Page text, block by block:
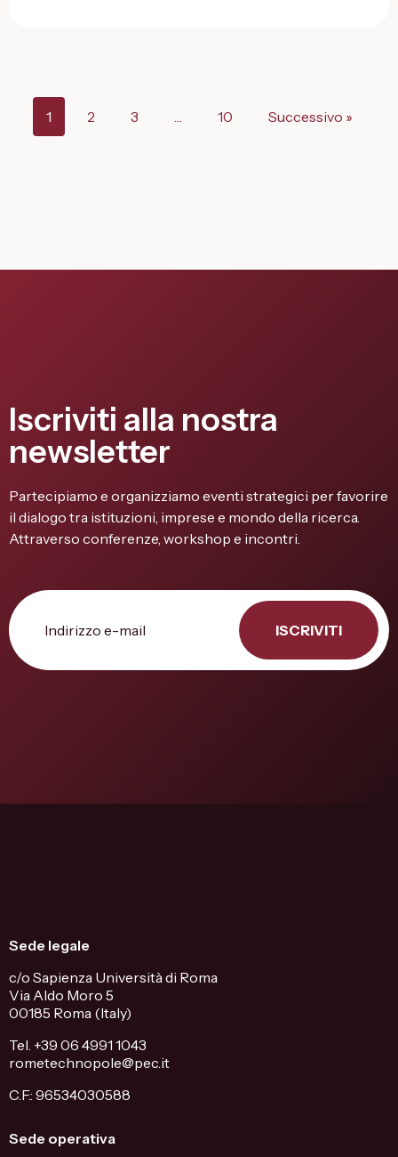
1 2 3 … 10 Successivo »
Iscriviti alla nostra
newsletter
Partecipiamo e organizziamo eventi strategici per favorire
il dialogo tra istituzioni, imprese e mondo della ricerca.
Attraverso conferenze, workshop e incontri.
ISCRIVITI
Sede legale
c/o Sapienza Università di Roma
Via Aldo Moro 5
00185 Roma (Italy)
Tel. +39 06 4991 1043
rometechnopole@pec.it
C.F.: 96534030588
Sede operativa